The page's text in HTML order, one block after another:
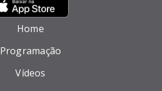
Home
Programação
Vídeos